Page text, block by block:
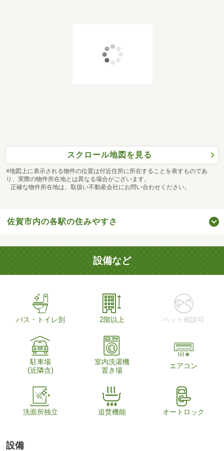
スクロール地図を見る
※地図上に表示される物件の位置は付近住所に所在することを表すものであ
り、実際の物件所在地とは異なる場合がございます。
正確な物件所在地は、取扱い不動産会社にお問い合わせください。
佐賀市内の各駅の住みやすさ
設備など
バス・トイレ別 2階以上 ペット相談可
駐車場
(近隣含)
室内洗濯機
置き場
エアコン
洗面所独立 追焚機能 オートロック
設備